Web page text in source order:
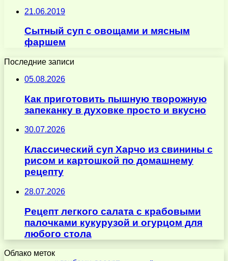
21.06.2019
Сытный суп с овощами и мясным
фаршем
Последние записи
05.08.2026
Как приготовить пышную творожную
запеканку в духовке просто и вкусно
30.07.2026
Классический суп Харчо из свинины с
рисом и картошкой по домашнему
рецепту
28.07.2026
Рецепт легкого салата с крабовыми
палочками кукурузой и огурцом для
любого стола
Облако меток